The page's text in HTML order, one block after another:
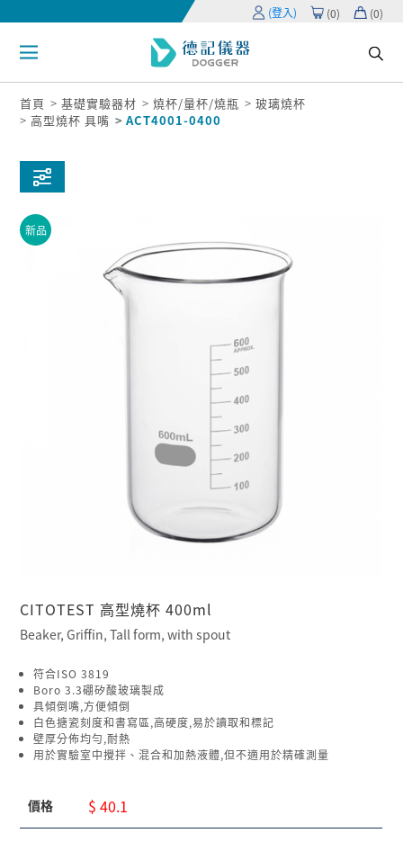
(登入) (0) (0)
首頁 基礎實驗器材 燒杯/量杯/燒瓶
玻璃燒杯
高型燒杯 具嘴
ACT4001-0400
新品
CITOTEST 高型燒杯 400ml
Beaker, Griffin, Tall form, with spout
符合ISO 3819
Boro 3.3硼矽酸玻璃製成
具傾倒嘴,方便傾倒
白色搪瓷刻度和書寫區,高硬度,易於讀取和標記
壁厚分佈均勻,耐熱
用於實驗室中攪拌、混合和加熱液體,但不適用於精確測量
價格 $ 40.1